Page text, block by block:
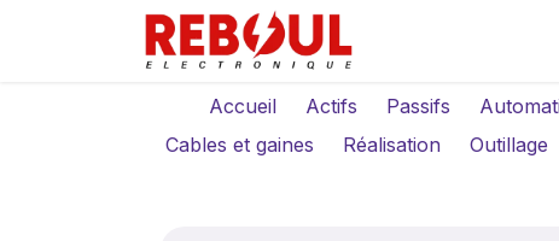
Se rendre au contenu
Accueil Actifs Passifs
Cables et gaines
Réalisation Outillage